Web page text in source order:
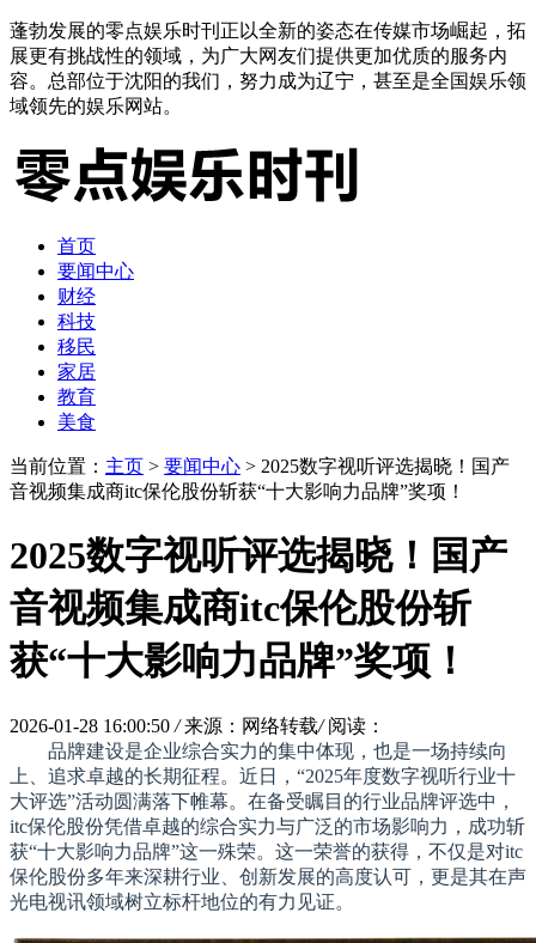
蓬勃发展的零点娱乐时刊正以全新的姿态在传媒市场崛起，拓
展更有挑战性的领域，为广大网友们提供更加优质的服务内
容。总部位于沈阳的我们，努力成为辽宁，甚至是全国娱乐领
域领先的娱乐网站。
首页
要闻中心
财经
科技
移民
家居
教育
美食
当前位置： 主页 > 要闻中心 > 2025数字视听评选揭晓！国产
音视频集成商itc保伦股份斩获“十大影响力品牌”奖项！
2025数字视听评选揭晓！国产
音视频集成商itc保伦股份斩
获“十大影响力品牌”奖项！
2026-01-28 16:00:50 / 来源：网络转载/ 阅读：
品牌建设是企业综合实力的集中体现，也是一场持续向
上、追求卓越的长期征程。近日，“2025年度数字视听行业十
大评选”活动圆满落下帷幕。在备受瞩目的行业品牌评选中，
itc保伦股份凭借卓越的综合实力与广泛的市场影响力，成功斩
获“十大影响力品牌”这一殊荣。这一荣誉的获得，不仅是对itc
保伦股份多年来深耕行业、创新发展的高度认可，更是其在声
光电视讯领域树立标杆地位的有力见证。